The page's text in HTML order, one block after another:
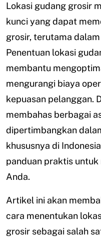
Lokasi gudang grosir
kunci yang dapat
grosir, terutama
Penentuan lokasi
membantu
mengurangi biaya
kepuasan pelanggan.
membahas berbagai
dipertimbangkan
khususnya di
panduan praktis
Anda.
Artikel ini akan
cara menentukan
grosir sebagai salah